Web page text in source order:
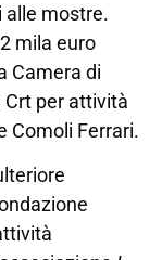
alle mostre.
mila euro
Camera di
Crt per attività
Comoli Ferrari.